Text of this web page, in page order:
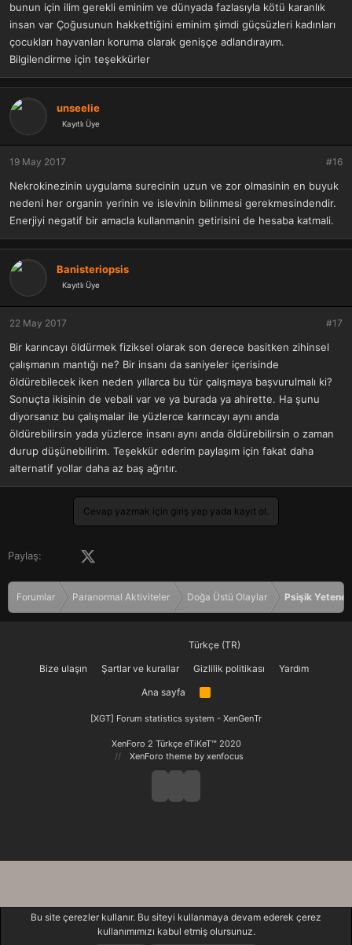
bunun için ilim gerekli eminim ve dünyada fazlasıyla kötü karanlık
insan var Çoğusunun hakkettiğini eminim şimdi güçsüzleri kadınları
çocukları hayvanları koruma olarak genişçe adlandırayım.
Bilgilendirme için teşekkürler
unseelie
Kayıtlı Üye
19 May 2017 #16
Nekrokinezinin uygulama surecinin uzun ve zor olmasinin en buyuk
nedeni her organin yerinin ve islevinin bilinmesi gerekmesindendir.
Enerjiyi negatif bir amacla kullanmanin getirisini de hesaba katmali.
Banisteriopsis
Kayıtlı Üye
22 May 2017 #17
Bir karıncayı öldürmek fiziksel olarak son derece basitken zihinsel
çalışmanın mantığı ne? Bir insanı da saniyeler içerisinde
öldürebilecek iken neden yıllarca bu tür çalışmaya başvurulmalı ki?
Sonuçta ikisinin de vebali var ve ya burada ya ahirette. Ha şunu
diyorsanız bu çalışmalar ile yüzlerce karıncayı aynı anda
öldürebilirsin yada yüzlerce insanı aynı anda öldürebilirsin o zaman
durup düşünebilirim. Teşekkür ederim paylaşım için fakat daha
alternatif yollar daha az baş ağrıtır.
Cevap yazmak için giriş yap yada kayıt ol.
Paylaş: Facebook
Forumlar Paranormal Aktiviteler Doğa Üstü Olaylar Psişik
Türkçe (TR)
Bize ulaşın
Şartlar ve kurallar Gizlilik politikası
Yardım
Ana sayfa
R
[XGT] Forum statistics system - XenGenTr
XenForo 2 Türkçe eTiKeT™ 2020
XenForo theme by xenfocus
Bu site çerezler kullanır. Bu siteyi kullanmaya devam ederek çerez
kullanımımızı kabul etmiş olursunuz.